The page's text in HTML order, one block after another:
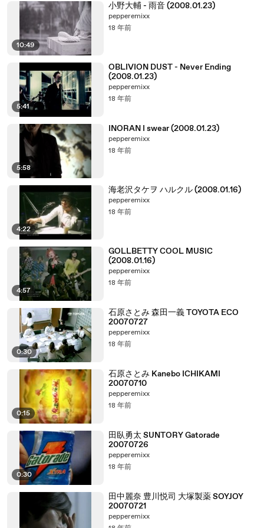
10:49
小野大輔 - 雨音 (2008.01.23)
pepperemixx
18 年前
5:41
OBLIVION DUST - Never Ending
(2008.01.23)
pepperemixx
18 年前
5:58
INORAN I swear (2008.01.23)
pepperemixx
18 年前
4:22
海老沢タケヲ ハルクル (2008.01.16)
pepperemixx
18 年前
4:57
GOLLBETTY COOL MUSIC
(2008.01.16)
pepperemixx
18 年前
0:30
石原さとみ 森田一義 TOYOTA ECO
20070727
pepperemixx
18 年前
0:15
石原さとみ Kanebo ICHIKAMI
20070710
pepperemixx
18 年前
0:30
田臥勇太 SUNTORY Gatorade
20070726
pepperemixx
18 年前
田中麗奈 豊川悦司 大塚製薬 SOYJOY
20070721
pepperemixx